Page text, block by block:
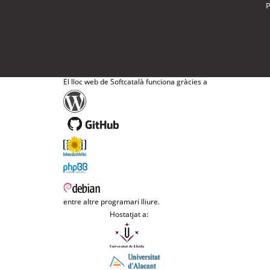
El lloc web de Softcatalà funciona gràcies a
entre altre programari lliure.
Hostatjat a: